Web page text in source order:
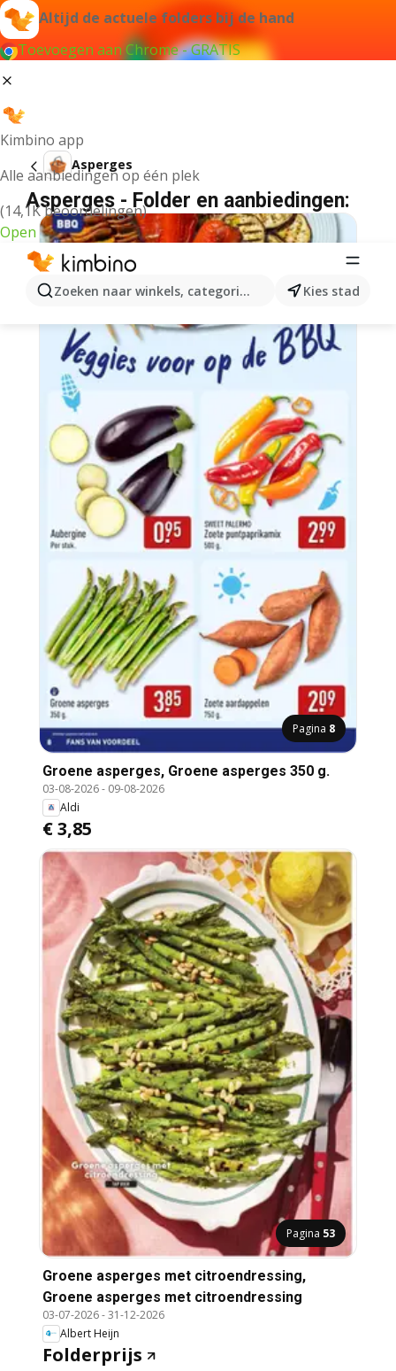
Altijd de actuele folders bij de hand
Toevoegen aan Chrome - GRATIS
Kimbino app
Alle aanbiedingen op één plek
(14,1K beoordelingen)
Open
Zoeken naar winkels, categorieën, producten...
Kies stad
Asperges
Asperges - Folder en aanbiedingen:
Pagina 8
Groene asperges, Groene asperges 350 g.
03-08-2026- 09-08-2026
Aldi
€ 3,85
Pagina 53
Groene asperges met citroendressing,
Groene asperges met citroendressing
03-07-2026-31-12-2026
Albert Heijn
Folderprijs